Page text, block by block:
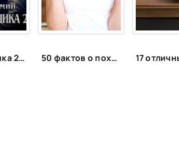
Сын помещика 2 - Никита Семин 50 фактов о похудении, которые вас удивят